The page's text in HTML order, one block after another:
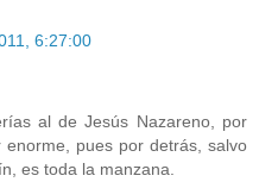
6:27:00
al de Jesús Nazareno, por
pues por detrás, salvo
es toda la manzana.